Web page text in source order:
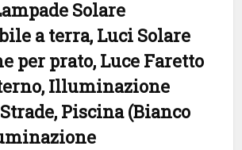
Solare
a terra, Luci Solare
per prato, Luce Faretto
Illuminazione
Piscina (Bianco